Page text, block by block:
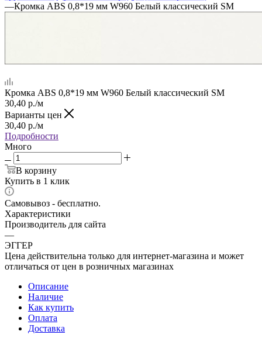
—Кромка ABS 0,8*19 мм W960 Белый классический SM
Кромка ABS 0,8*19 мм W960 Белый классический SM
30,40 р./м
Варианты цен
30,40 р./м
Подробности
Много
В корзину
Купить в 1 клик
Самовывоз - бесплатно.
Характеристики
Производитель для сайта
—
ЭГГЕР
Цена действительна только для интернет-магазина и может
отличаться от цен в розничных магазинах
Описание
Наличие
Как купить
Оплата
Доставка